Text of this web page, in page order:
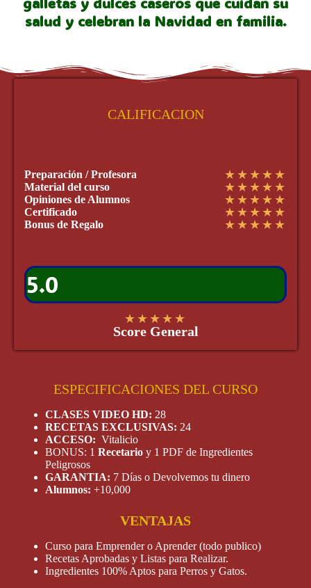
salud y celebran la Navidad en familia.
CALIFICACION
Preparación / Profesora ★ ★ ★ ★ ★
Material del curso ★ ★ ★ ★ ★
Opiniones de Alumnos ★ ★ ★ ★ ★
Certificado ★ ★ ★ ★ ★
Bonus de Regalo ★ ★ ★ ★ ★
5.0
★ ★ ★ ★ ★
Score General
ESPECIFICACIONES DEL CURSO
CLASES VIDEO HD: 28
RECETAS EXCLUSIVAS: 24
ACCESO: Vitalicio
BONUS: 1 Recetario y 1 PDF de Ingredientes
Peligrosos
GARANTIA: 7 Días o Devolvemos tu dinero
Alumnos: +10,000
VENTAJAS
Curso para Emprender o Aprender (todo publico)
Recetas Aprobadas y Listas para Realizar.
Ingredientes 100% Aptos para Perros y Gatos.